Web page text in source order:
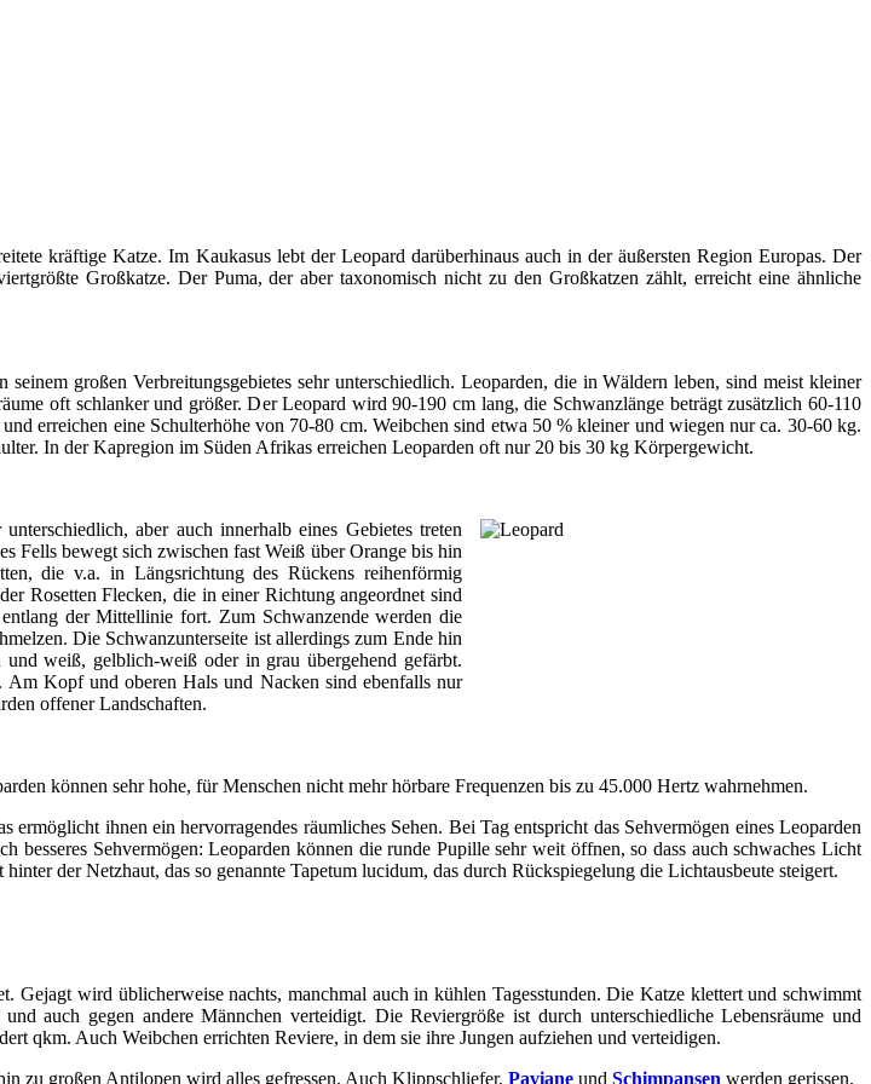
kräftige Katze. Im Kaukasus lebt der Leopard darüberhinaus auch in der äußersten Region Europas. Der
Großkatze. Der Puma, der aber taxonomisch nicht zu den Großkatzen zählt, erreicht eine ähnliche
großen Verbreitungsgebietes sehr unterschiedlich. Leoparden, die in Wäldern leben, sind meist kleiner
oft schlanker und größer. Der Leopard wird 90-190 cm lang, die Schwanzlänge beträgt zusätzlich 60-110
erreichen eine Schulterhöhe von 70-80 cm. Weibchen sind etwa 50 % kleiner und wiegen nur ca. 30-60 kg.
In der Kapregion im Süden Afrikas erreichen Leoparden oft nur 20 bis 30 kg Körpergewicht.
aber auch innerhalb eines Gebietes treten
Fells bewegt sich zwischen fast Weiß über Orange bis hin
die v.a. in Längsrichtung des Rückens reihenförmig
Rosetten Flecken, die in einer Richtung angeordnet sind
der Mittellinie fort. Zum Schwanzende werden die
Die Schwanzunterseite ist allerdings zum Ende hin
weiß, gelblich-weiß oder in grau übergehend gefärbt.
Kopf und oberen Hals und Nacken sind ebenfalls nur
offener Landschaften.
können sehr hohe, für Menschen nicht mehr hörbare Frequenzen bis zu 45.000 Hertz wahrnehmen.
ihnen ein hervorragendes räumliches Sehen. Bei Tag entspricht das Sehvermögen eines Leoparden
Sehvermögen: Leoparden können die runde Pupille sehr weit öffnen, so dass auch schwaches Licht
der Netzhaut, das so genannte Tapetum lucidum, das durch Rückspiegelung die Lichtausbeute steigert.
wird üblicherweise nachts, manchmal auch in kühlen Tagesstunden. Die Katze klettert und schwimmt
auch gegen andere Männchen verteidigt. Die Reviergröße ist durch unterschiedliche Lebensräume und
qkm. Auch Weibchen errichten Reviere, in dem sie ihre Jungen aufziehen und verteidigen.
zu großen Antilopen wird alles gefressen. Auch Klippschliefer, Paviane und Schimpansen werden gerissen.